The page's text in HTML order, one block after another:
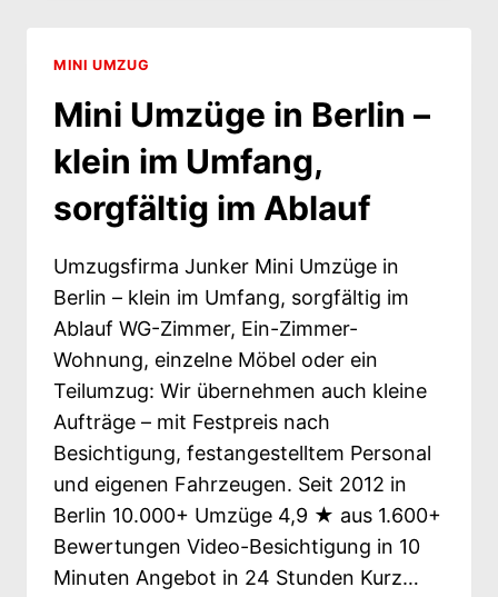
ODER
MINI UMZUG
Mini Umzüge in Berlin –
klein im Umfang,
sorgfältig im Ablauf
Umzugsfirma Junker Mini Umzüge in
Berlin – klein im Umfang, sorgfältig im
Ablauf WG-Zimmer, Ein-Zimmer-
Wohnung, einzelne Möbel oder ein
Teilumzug: Wir übernehmen auch kleine
Aufträge – mit Festpreis nach
Besichtigung, festangestelltem Personal
und eigenen Fahrzeugen. Seit 2012 in
Berlin 10.000+ Umzüge 4,9 ★ aus 1.600+
Bewertungen Video-Besichtigung in 10
Minuten Angebot in 24 Stunden Kurz…